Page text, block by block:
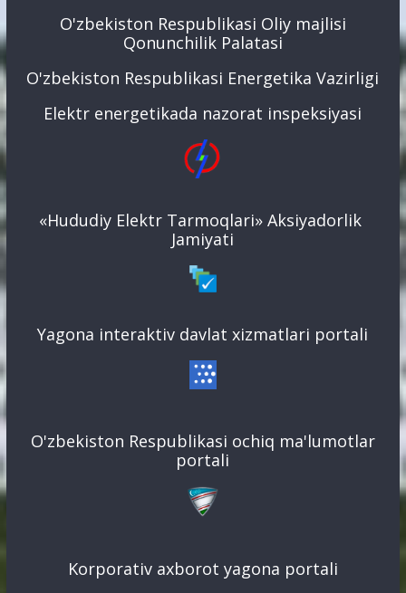
O'zbekiston Respublikasi Oliy majlisi
Qonunchilik Palatasi
O'zbekiston Respublikasi Energetika Vazirligi
Elektr energetikada nazorat inspeksiyasi
«Hududiy Elektr Tarmoqlari» Aksiyadorlik
Jamiyati
Yagona interaktiv davlat xizmatlari portali
O'zbekiston Respublikasi ochiq ma'lumotlar
portali
Korporativ axborot yagona portali